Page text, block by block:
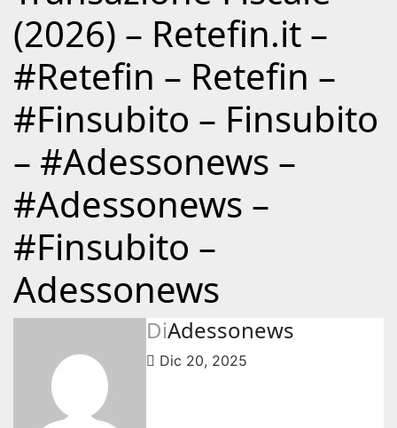
(2026) – Retefin.it –
#Retefin – Retefin –
#Finsubito – Finsubito
– #Adessonews –
#Adessonews –
#Finsubito –
Adessonews
DiAdessonews
Dic 20, 2025